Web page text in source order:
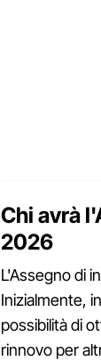
Chi avrà
2026
L'Assegno di
Inizialmente,
possibilità di
rinnovo per